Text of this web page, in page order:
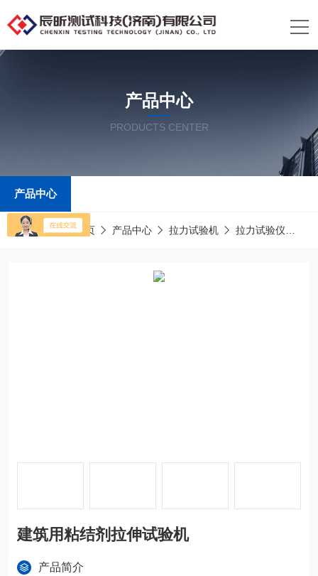
产品中心
PRODUCTS CENTER
产品中心
当前位置：首页 产品中心 拉力试验机 拉力试验仪
建筑用粘结剂拉伸试验机
产品简介